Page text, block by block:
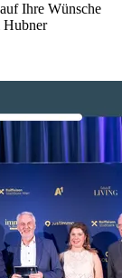
Ihre Wünsche
Hubner